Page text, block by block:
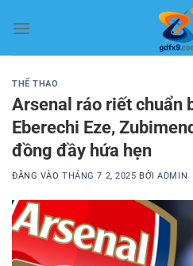
qua
THỂ THAO
Arsenal ráo riết chuẩn
Eberechi Eze,
đồng đầy hứa hẹn
ĐĂNG VÀOTHÁNG 7 2, 2025 BỞIADMIN